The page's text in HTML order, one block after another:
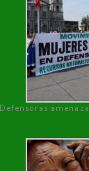
Defensoras